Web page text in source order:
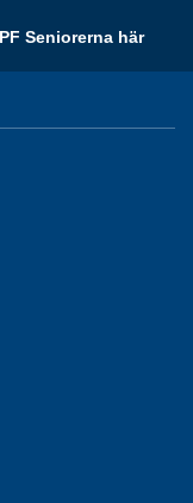
Seniorerna här